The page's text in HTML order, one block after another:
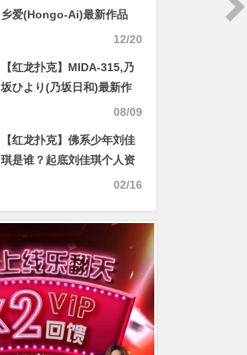
乡爱(Hongo-Ai)最新作品
12/20
【红龙扑克】MIDA-315,乃
坂ひより(乃坂日和)最新作
08/09
【红龙扑克】佛系少年刘佳
琪是谁？起底刘佳琪个人资
02/16